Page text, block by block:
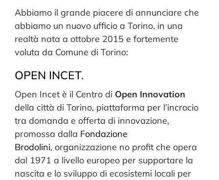
Abbiamo il grande piacere di annunciare che
abbiamo un nuovo ufficio a Torino, in una
realtà nata a ottobre 2015 e fortemente
voluta da Comune di Torino:
OPEN INCET.
Open Incet è il Centro di Open Innovation
della città di Torino, piattaforma per l’incrocio
tra domanda e offerta di innovazione,
promossa dalla Fondazione
Brodolini, organizzazione no profit che opera
dal 1971 a livello europeo per supportare la
nascita e lo sviluppo di ecosistemi locali per